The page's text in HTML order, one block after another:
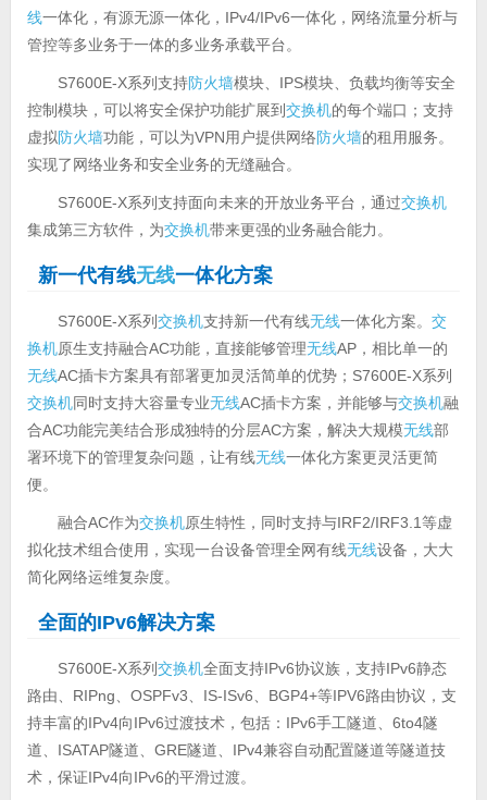
线一体化，有源无源一体化，IPv4/IPv6一体化，网络流量分析与
管控等多业务于一体的多业务承载平台。
S7600E-X系列支持防火墙模块、IPS模块、负载均衡等安全
控制模块，可以将安全保护功能扩展到 交换机的每个端口；支持
虚拟防火墙功能，可以为VPN用户提供网络防火墙的租用服务。
实现了网络业务和安全业务的无缝融合。
S7600E-X系列支持面向未来的开放业务平台，通过交换机
集成第三方软件，为交换机带来更强的业务融合能力。
新一代有线无线一体化方案
S7600E-X系列交换机支持新一代有线无线一体化方案。 交
换机原生支持融合AC功能，直接能够管理无线AP，相比单一的
无线AC插卡方案具有部署更加灵活简单的优势；S7600E-X系列
交换机同时支持大容量专业无线AC插卡方案，并能够与交换机融
合AC功能完美结合形成独特的分层AC方案，解决大规模无线部
署环境下的管理复杂问题，让有线无线一体化方案更灵活更简
便。
融合AC作为交换机原生特性，同时支持与IRF2/IRF3.1等虚
拟化技术组合使用，实现一台设备管理全网有线无线设备，大大
简化网络运维复杂度。
全面的IPv6解决方案
S7600E-X系列交换机全面支持IPv6协议族，支持IPv6静态
路由、RIPng、OSPFv3、IS-ISv6、BGP4+等IPV6路由协议，支
持丰富的IPv4向IPv6过渡技术，包括：IPv6手工隧道、6to4隧
道、ISATAP隧道、GRE隧道、IPv4兼容自动配置隧道等隧道技
术，保证IPv4向IPv6的平滑过渡。